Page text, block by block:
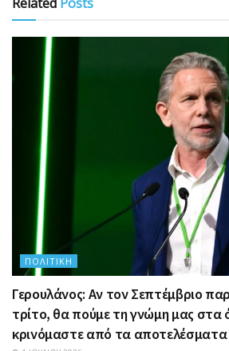
ΠΟΛΙΤΙΚΉ
Γερουλάνος: Αν τον Σεπτέμβριο
τρίτο, θα πούμε τη γνώμη μας στα
κρινόμαστε από τα αποτελέσματα